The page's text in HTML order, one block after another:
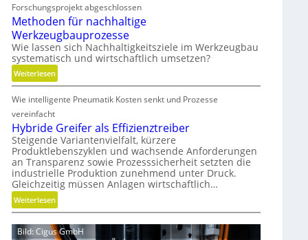
h
e
N
e
u
a
s
i
c
h
t
u
g
k
u
u
m
w
i
d
o
b
i
l
Forschungsprojekt abgeschlossen
Methoden für nachhaltige
Werkzeugbauprozesse
Wie lassen sich Nachhaltigkeitsziele im Werkzeugbau
systematisch und wirtschaftlich umsetzen?
Weiterlesen:
M
e
h
o
d
e
n
f
ü
r
n
Wie intelligente Pneumatik Kosten senkt und Prozesse
vereinfacht
Hybride Greifer als Effizienztreiber
Steigende Variantenvielfalt, kürzere
Produktlebenszyklen und wachsende Anforderungen
an Transparenz sowie Prozesssicherheit setzten die
industrielle Produktion zunehmend unter Druck.
Gleichzeitig müssen Anlagen wirtschaftlich…
Weiterlesen:
H
y
Bild: Cigus GmbH